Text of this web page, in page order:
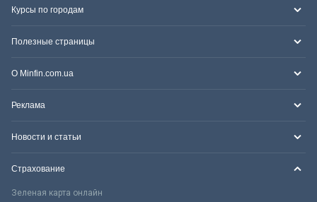
Курсы по городам
Полезные страницы
О Minfin.com.ua
Реклама
Новости и статьи
Страхование
Зеленая карта онлайн